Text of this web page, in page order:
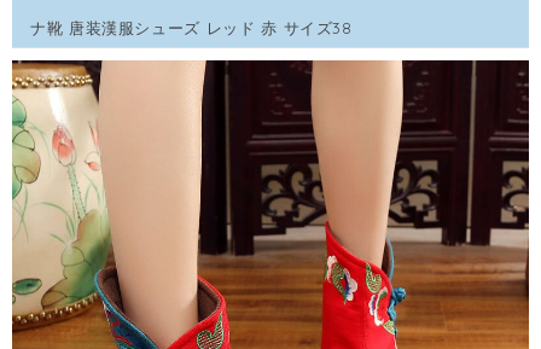
ナ靴 唐装漢服シューズ レッド 赤 サイズ38